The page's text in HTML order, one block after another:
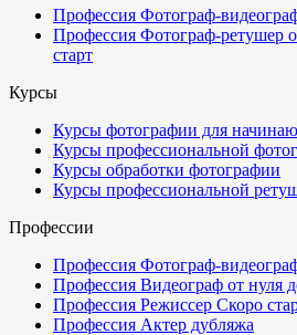
Профессия Фотограф-
Профессия Фотограф-ретушер
старт
Курсы
Курсы фотографии для
Курсы профессиональной
Курсы обработки фотографии
Курсы профессиональной
Профессии
Профессия Фотограф-
Профессия Видеограф от нуля
Профессия Режиссер Скоро
Профессия Актер дубляжа